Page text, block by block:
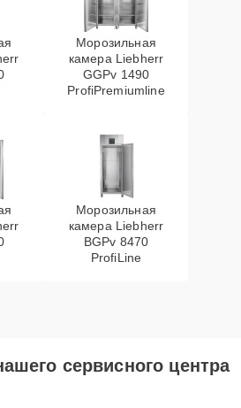
Морозильная
камера Liebherr
GGPv 1490
ProfiPremiumline
Морозильная
камера Liebherr
BGPv 8470
ProfiLine
сервисного центра